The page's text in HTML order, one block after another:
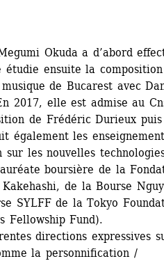
Okuda a d’abord
étudie ensuite la
de Bucarest avec
2017, elle est admise au
de Frédéric Durieux
également les
les nouvelles
boursière de la
de la Bourse
SYLFF de la Tokyo
Fellowship Fund).
directions expressives
la personnification /